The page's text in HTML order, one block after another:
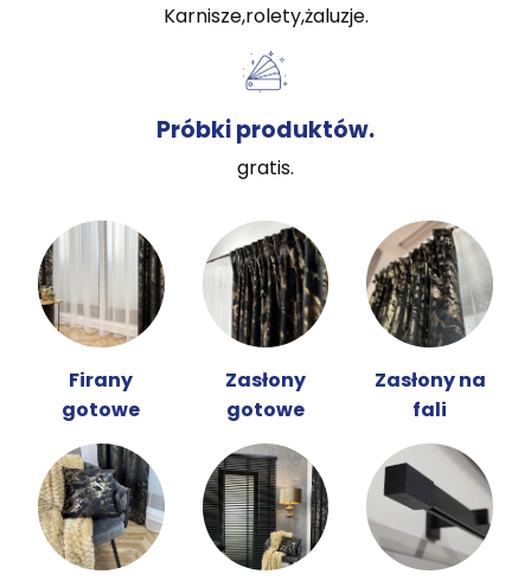
Karnisze,rolety,żaluzje.
Próbki produktów.
gratis.
Firany
gotowe
Zasłony
gotowe
Zasłony na
fali